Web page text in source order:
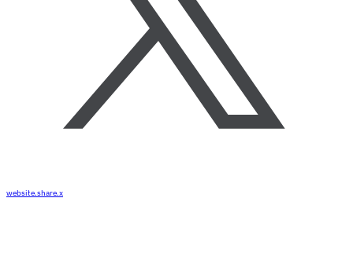
website.share.x